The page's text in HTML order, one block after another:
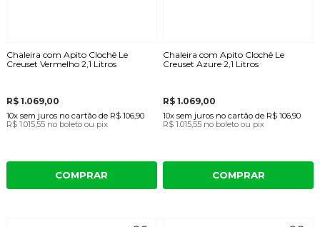
Chaleira com Apito Clochê Le
Creuset Vermelho 2,1 Litros
R$ 1.069,00
10x sem juros no cartãode R$ 106,90
R$ 1.015,55 no boleto ou pix
COMPRAR
Chaleira com Apito Clochê Le
Creuset Azure 2,1 Litros
R$ 1.069,00
10x sem juros no cartão de R$ 106,90
R$ 1.015,55 no boleto ou pix
COMPRAR